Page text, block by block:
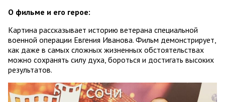
О фильме и его герое:
Картина рассказывает историю ветерана специальной
военной операции Евгения Иванова. Фильм демонстрирует,
как даже в самых сложных жизненных обстоятельствах
можно сохранять силу духа, бороться и достигать высоких
результатов.